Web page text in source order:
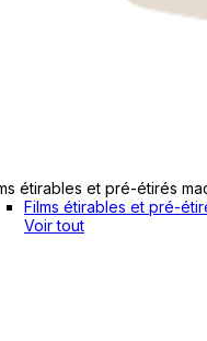
étirables et pré-étirés
Films étirables et pré-
Voir tout